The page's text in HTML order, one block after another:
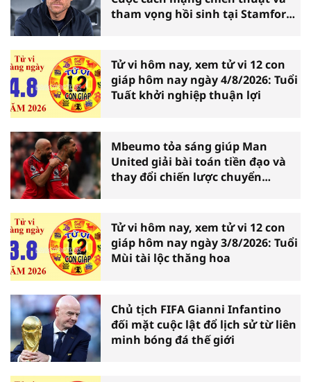
tham vọng hồi sinh tại Stamford
Tử vi hôm nay, xem tử vi 12 con
giáp hôm nay ngày 4/8/2026: Tuổi
Tuất khởi nghiệp thuận lợi
Mbeumo tỏa sáng giúp Man
United giải bài toán tiền đạo và
thay đổi chiến lược chuyển
Tử vi hôm nay, xem tử vi 12 con
giáp hôm nay ngày 3/8/2026: Tuổi
Mùi tài lộc thăng hoa
Chủ tịch FIFA Gianni Infantino
đối mặt cuộc lật đổ lịch sử từ liên
minh bóng đá thế giới